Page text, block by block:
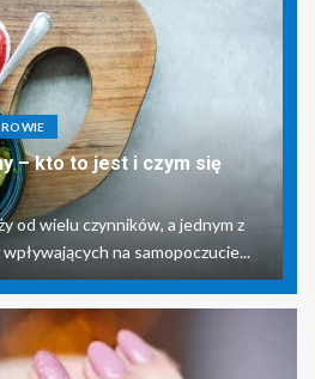
– kto to jest i czym się
od wielu czynników, a jednym z
na samopoczucie...